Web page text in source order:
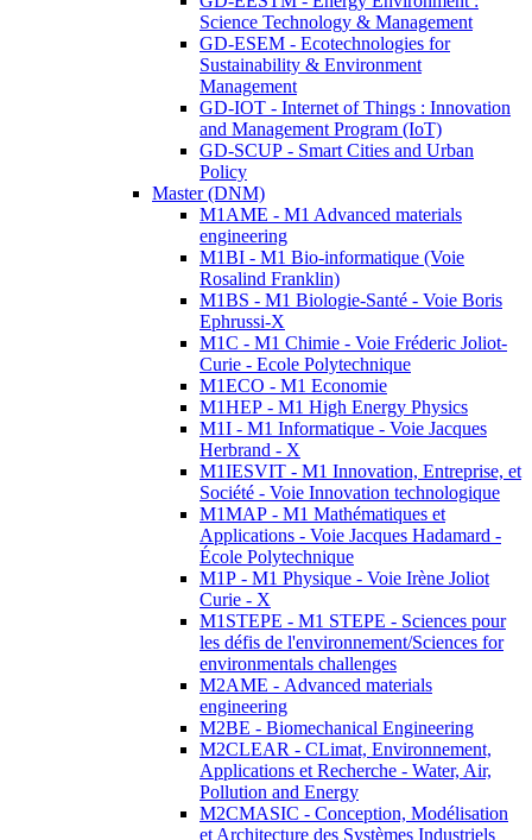
Science Technology & Management
GD-ESEM - Ecotechnologies for
Sustainability & Environment
Management
GD-IOT - Internet of Things : Innovation
and Management Program (IoT)
GD-SCUP - Smart Cities and Urban
Policy
Master (DNM)
M1AME - M1 Advanced materials
engineering
M1BI - M1 Bio-informatique (Voie
Rosalind Franklin)
M1BS - M1 Biologie-Santé - Voie Boris
Ephrussi-X
M1C - M1 Chimie - Voie Fréderic Joliot-
Curie - Ecole Polytechnique
M1ECO - M1 Economie
M1HEP - M1 High Energy Physics
M1I - M1 Informatique - Voie Jacques
Herbrand - X
M1IESVIT - M1 Innovation, Entreprise, et
Société - Voie Innovation technologique
M1MAP - M1 Mathématiques et
Applications - Voie Jacques Hadamard -
École Polytechnique
M1P - M1 Physique - Voie Irène Joliot
Curie - X
M1STEPE - M1 STEPE - Sciences pour
les défis de l'environnement/Sciences for
environmentals challenges
M2AME - Advanced materials
engineering
M2BE - Biomechanical Engineering
M2CLEAR - CLimat, Environnement,
Applications et Recherche - Water, Air,
Pollution and Energy
M2CMASIC - Conception, Modélisation
et Architecture des Systèmes Industriels